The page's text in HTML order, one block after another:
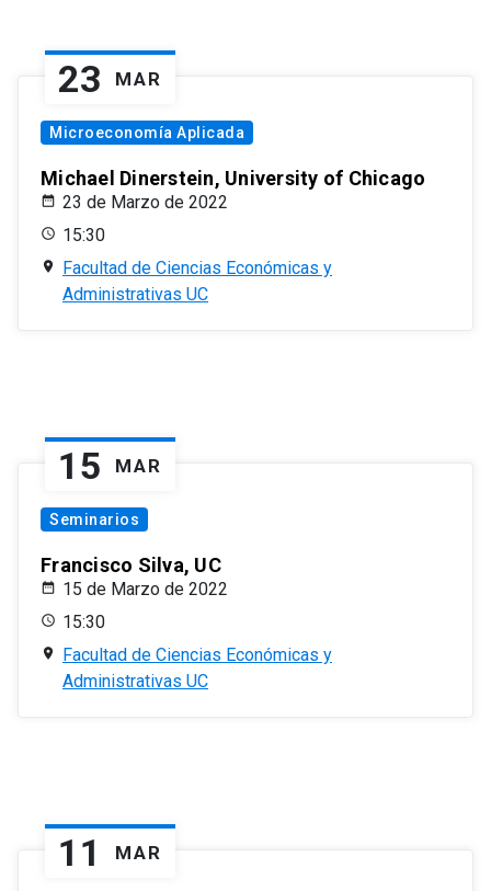
23 MAR
Microeconomía Aplicada
Michael Dinerstein, University of Chicago
23 de Marzo de 2022
15:30
Facultad de Ciencias Económicas y
Administrativas UC
15 MAR
Seminarios
Francisco Silva, UC
15 de Marzo de 2022
15:30
Facultad de Ciencias Económicas y
Administrativas UC
11 MAR